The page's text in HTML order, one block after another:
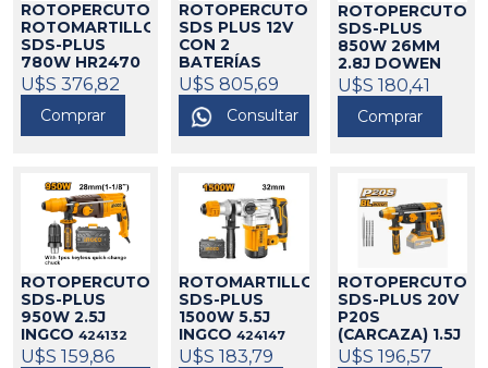
ROTOPERCUTOR
ROTOMARTILLO
SDS-PLUS
780W HR2470
MAKITA325010
U$S 376,82
Comprar
ROTOPERCUTOR
SDS PLUS 12V
CON 2
BATERÍAS
2412-259
MILWAUKEE
271034
U$S 805,69
Consultar
ROTOPERCUTOR
SDS-PLUS
850W 26MM
2.8J DOWEN
PAGIO
9993892.2
424240
U$S 180,41
Comprar
ROTOPERCUTOR
SDS-PLUS
950W 2.5J
INGCO 424132
U$S 159,86
ROTOMARTILLO
SDS-PLUS
1500W 5.5J
INGCO424147
U$S 183,79
ROTOPERCUTOR
SDS-PLUS 20V
P20S
(CARCAZA) 1.5J
INGCO424074
U$S 196,57